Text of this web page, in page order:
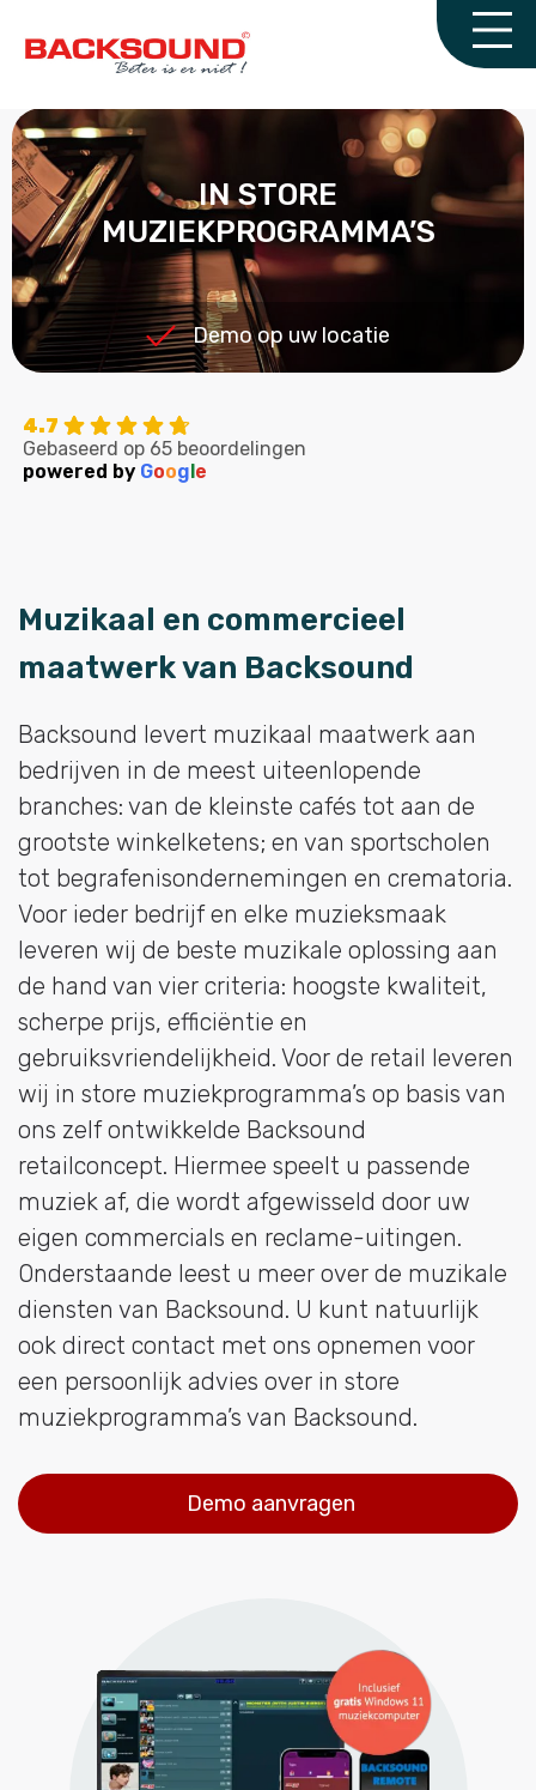
IN STORE
MUZIEKPROGRAMMA’S
Demo op uw locatie
4.7
Gebaseerd op 65 beoordelingen
powered by Google
Muzikaal en commercieel
maatwerk van Backsound
Backsound levert muzikaal maatwerk aan
bedrijven in de meest uiteenlopende
branches: van de kleinste cafés tot aan de
grootste winkelketens; en van sportscholen
tot begrafenisondernemingen en crematoria.
Voor ieder bedrijf en elke muzieksmaak
leveren wij de beste muzikale oplossing aan
de hand van vier criteria: hoogste kwaliteit,
scherpe prijs, efficiëntie en
gebruiksvriendelijkheid. Voor de retail leveren
wij in store muziekprogramma’s op basis van
ons zelf ontwikkelde Backsound
retailconcept. Hiermee speelt u passende
muziek af, die wordt afgewisseld door uw
eigen commercials en reclame-uitingen.
Onderstaande leest u meer over de muzikale
diensten van Backsound. U kunt natuurlijk
ook direct contact met ons opnemen voor
een persoonlijk advies over in store
muziekprogramma’s van Backsound.
Demo aanvragen